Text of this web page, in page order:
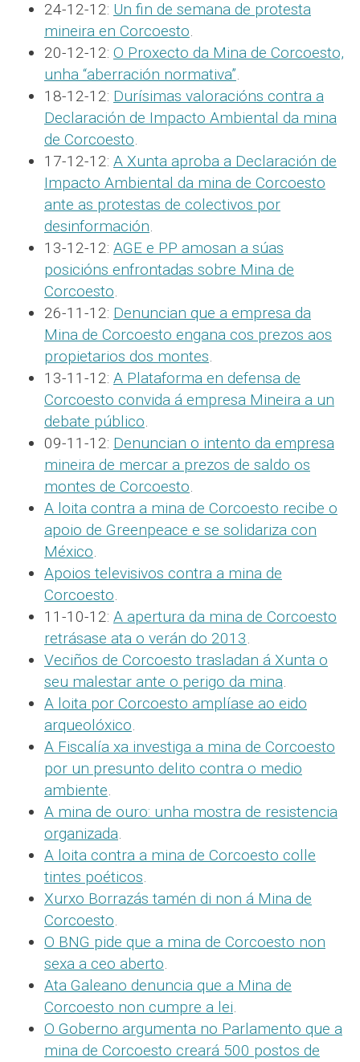
24-12-12: Un fin de semana de protesta
mineira en Corcoesto.
20-12-12: O Proxecto da Mina de Corcoesto,
unha “aberración normativa”.
18-12-12: Durísimas valoracións contra a
Declaración de Impacto Ambiental da mina
de Corcoesto.
17-12-12: A Xunta aproba a Declaración de
Impacto Ambiental da mina de Corcoesto
ante as protestas de colectivos por
desinformación.
13-12-12: AGE e PP amosan a súas
posicións enfrontadas sobre Mina de
Corcoesto.
26-11-12: Denuncian que a empresa da
Mina de Corcoesto engana cos prezos aos
propietarios dos montes.
13-11-12: A Plataforma en defensa de
Corcoesto convida á empresa Mineira a un
debate público.
09-11-12: Denuncian o intento da empresa
mineira de mercar a prezos de saldo os
montes de Corcoesto.
A loita contra a mina de Corcoesto recibe o
apoio de Greenpeace e se solidariza con
México.
Apoios televisivos contra a mina de
Corcoesto.
11-10-12: A apertura da mina de Corcoesto
retrásase ata o verán do 2013.
Veciños de Corcoesto trasladan á Xunta o
seu malestar ante o perigo da mina.
A loita por Corcoesto amplíase ao eido
arqueolóxico.
A Fiscalía xa investiga a mina de Corcoesto
por un presunto delito contra o medio
ambiente.
A mina de ouro: unha mostra de resistencia
organizada.
A loita contra a mina de Corcoesto colle
tintes poéticos.
Xurxo Borrazás tamén di non á Mina de
Corcoesto.
O BNG pide que a mina de Corcoesto non
sexa a ceo aberto.
Ata Galeano denuncia que a Mina de
Corcoesto non cumpre a lei.
O Goberno argumenta no Parlamento que a
mina de Corcoesto creará 500 postos de